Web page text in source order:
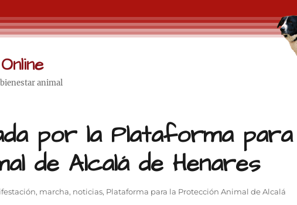
animal
por la Plataforma para
de Alcalá de Henares
, marcha, noticias, Plataforma para la Protección Animal de Alcalá